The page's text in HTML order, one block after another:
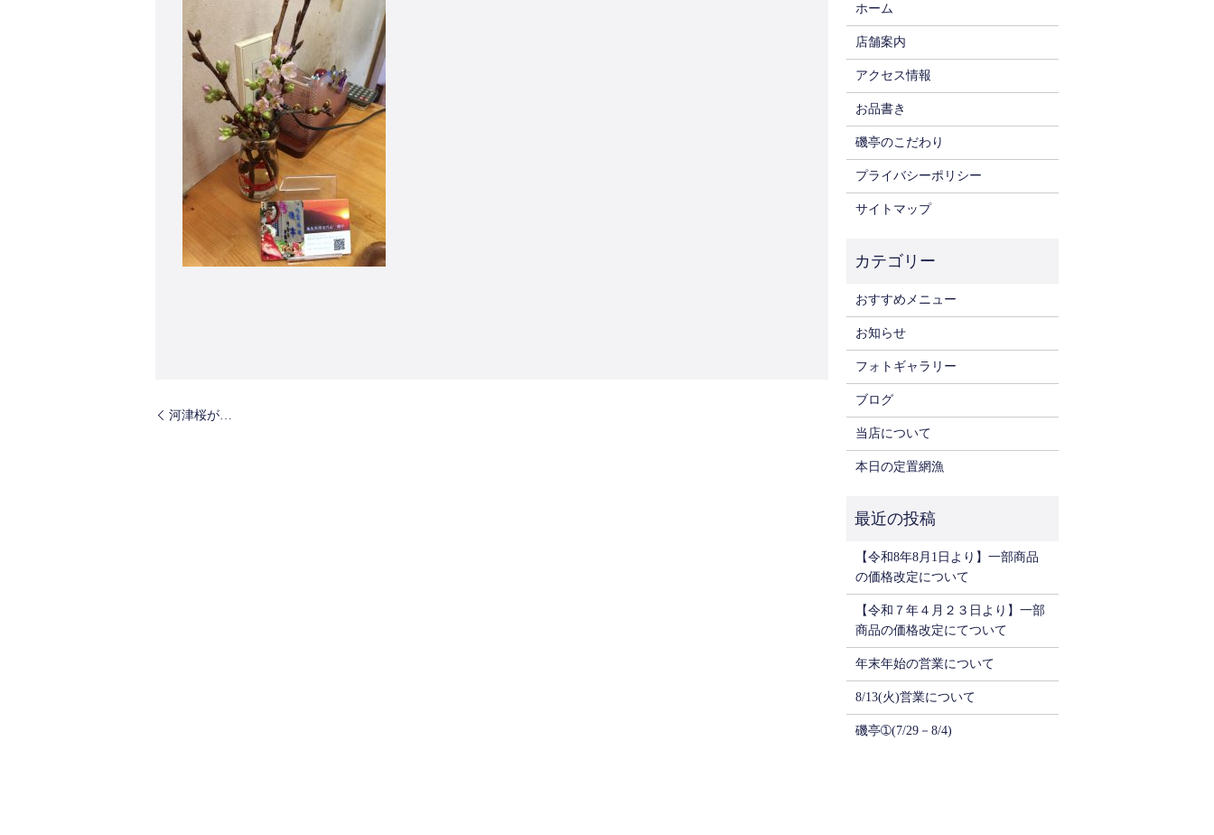
河津桜が…
ホーム
店舗案内
アクセス情報
お品書き
磯亭のこだわり
プライバシーポリシー
サイトマップ
おすすめメニュー
お知らせ
フォトギャラリー
ブログ
当店について
本日の定置網漁
【令和8年8月1日より】一部商品
の価格改定について
【令和７年４月２３日より】一部
商品の価格改定にてついて
年末年始の営業について
8/13(火)営業について
磯亭➀(7/29－8/4)